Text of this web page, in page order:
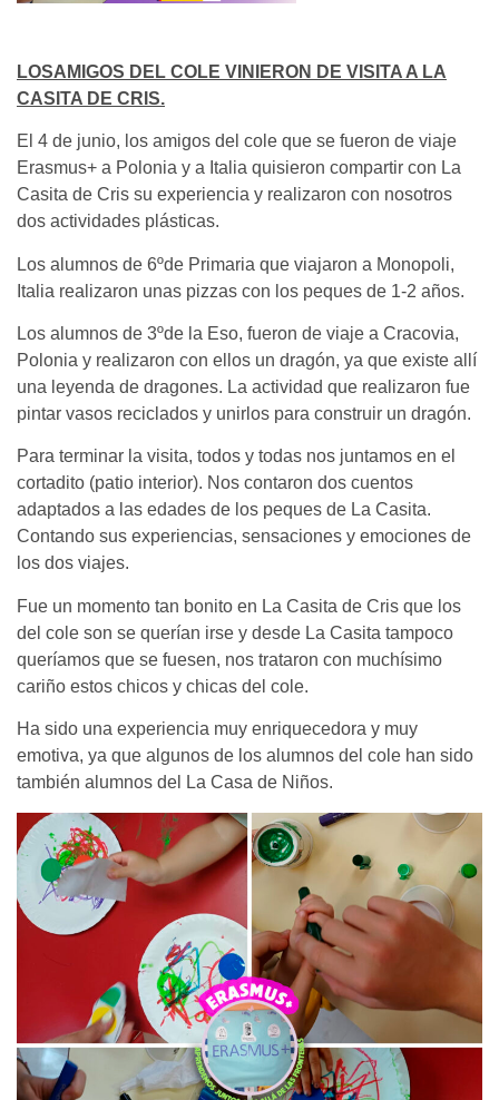
LOSAMIGOS DEL COLE VINIERON DE VISITA A LA
CASITA DE CRIS.
El 4 de junio, los amigos del cole que se fueron de viaje
Erasmus+ a Polonia y a Italia quisieron compartir con La
Casita de Cris su experiencia y realizaron con nosotros
dos actividades plásticas.
Los alumnos de 6ºde Primaria que viajaron a Monopoli,
Italia realizaron unas pizzas con los peques de 1-2 años.
Los alumnos de 3ºde la Eso, fueron de viaje a Cracovia,
Polonia y realizaron con ellos un dragón, ya que existe allí
una leyenda de dragones. La actividad que realizaron fue
pintar vasos reciclados y unirlos para construir un dragón.
Para terminar la visita, todos y todas nos juntamos en el
cortadito (patio interior). Nos contaron dos cuentos
adaptados a las edades de los peques de La Casita.
Contando sus experiencias, sensaciones y emociones de
los dos viajes.
Fue un momento tan bonito en La Casita de Cris que los
del cole son se querían irse y desde La Casita tampoco
queríamos que se fuesen, nos trataron con muchísimo
cariño estos chicos y chicas del cole.
Ha sido una experiencia muy enriquecedora y muy
emotiva, ya que algunos de los alumnos del cole han sido
también alumnos del La Casa de Niños.